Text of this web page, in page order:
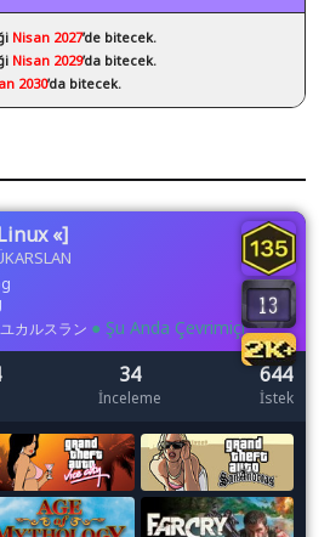
Nisan 2027’de bitecek.
Nisan 2029’da bitecek.
2030’da bitecek.
«]
カルスラン ● Şu Anda Çevrimiçi
34
İnceleme
644
İstek